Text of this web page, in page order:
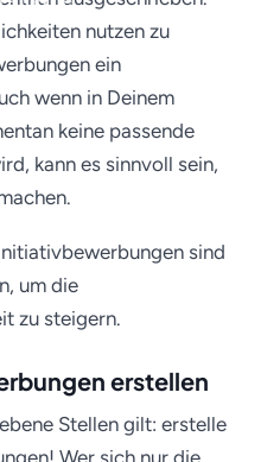
nutzen zu
ein
wenn in Deinem
keine passende
kann es sinnvoll sein,
sind
um die
zu steigern.
erstellen
Stellen gilt: erstelle
Wer sich nur die